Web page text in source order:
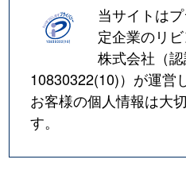
当サイトは
定企業のリ
株式会社（認
10830322(10)）が運営
お客様の個人情報は大
す。